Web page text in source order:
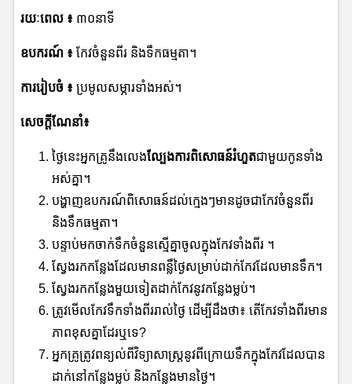
រយៈពេល ៖ ៣០នាទី
ឧបករណ៍ ៖ កែវចំនួនពីរ និងទឹកធម្មតា។
ការរៀបចំ ៖ ប្រមូលសម្ភារទាំងអស់។
សេចក្ដីណែនាំ៖
ថ្ងៃនេះអ្នកគ្រូនឹងលេងល្បែងការពិសោធន៍រំហួតជាមួយកូនទាំង
អស់គ្នា។
បង្ហាញឧបករណ៍ពិសោធន៍ដល់ក្មេងៗមានដូចជាកែវចំនួនពីរ
និងទឹកធម្មតា។
បន្ទាប់មកចាក់ទឹកចំនួនស្មើគ្នាចូលក្នុងកែវទាំងពីរ ។
ស្វែងរកកន្លែងដែលមានពន្លឺថ្ងៃសម្រាប់ដាក់កែវដែលមានទឹក។
ស្វែងរកកន្លែងមួយទៀតដាក់កែវនូវកន្លែងម្លប់។
ត្រូវមើលកែវទឹកទាំងពីររាល់ថ្ងៃ ដើម្បីដឹងថា៖ តើកែវទាំងពីរមាន
ភាពខុសគ្នាដែរឬទេ?
អ្នកគ្រូត្រូវពន្យល់ពីវិទ្យាសាស្រ្តនូវពីក្រោយទឹកក្នុងកែវដែលបាន
ដាក់នៅកន្លែងម្លប់ និងកន្លែងមានថ្ងៃ។